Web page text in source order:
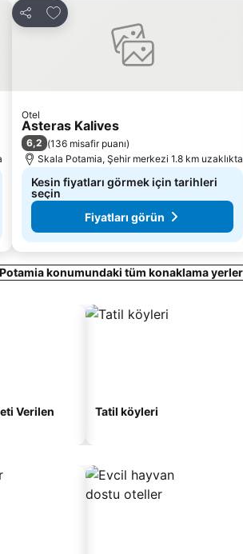
Paylaş
Favorilerime ekle
Otel
Asteras Kalives
6,2 (136 misafir puanı)
Skala Potamia, Şehir merkezi 1.8 km uzaklıkta
Kesin fiyatları görmek için tarihleri
seçin
Fiyatları görün
konumundaki tüm konaklama
Verilen
Tatil köyleri